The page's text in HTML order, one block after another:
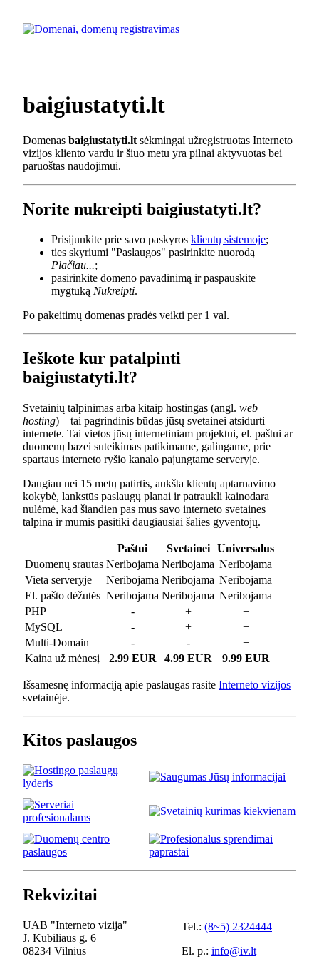
baigiustatyti.lt
Domenas baigiustatyti.lt sėkmingai užregistruotas Interneto
vizijos kliento vardu ir šiuo metu yra pilnai aktyvuotas bei
paruoštas naudojimui.
Norite nukreipti baigiustatyti.lt?
Prisijunkite prie savo paskyros klientų sistemoje;
ties skyriumi "Paslaugos" pasirinkite nuorodą
Plačiau...;
pasirinkite domeno pavadinimą ir paspauskite
mygtuką Nukreipti.
Po pakeitimų domenas pradės veikti per 1 val.
Ieškote kur patalpinti
baigiustatyti.lt?
Svetainių talpinimas arba kitaip hostingas (angl. web
hosting) – tai pagrindinis būdas jūsų svetainei atsidurti
internete. Tai vietos jūsų internetiniam projektui, el. paštui ar
duomenų bazei suteikimas patikimame, galingame, prie
spartaus interneto ryšio kanalo pajungtame serveryje.
Daugiau nei 15 metų patirtis, aukšta klientų aptarnavimo
kokybė, lankstūs paslaugų planai ir patraukli kainodara
nulėmė, kad šiandien pas mus savo interneto svetaines
talpina ir mumis pasitiki daugiausiai šalies gyventojų.
Paštui Svetainei
Universalus
Duomenų srautas Neribojama Neribojama Neribojama
Vieta serveryje
Neribojama Neribojama Neribojama
El. pašto dėžutės Neribojama Neribojama Neribojama
PHP
- +
+
MySQL
- +
+
Multi-Domain
- -
+
Kaina už mėnesį
2.99 EUR 4.99 EUR 9.99 EUR
Išsamesnę informaciją apie paslaugas rasite Interneto vizijos
svetainėje.
Kitos paslaugos
Rekvizitai
UAB "Interneto vizija"
J. Kubiliaus g. 6
08234 Vilnius
Tel.: (8~5) 2324444
El. p.: info@iv.lt